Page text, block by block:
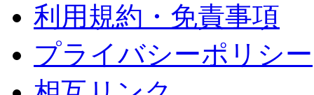
利用規約・免責事項
プライバシーポリシー